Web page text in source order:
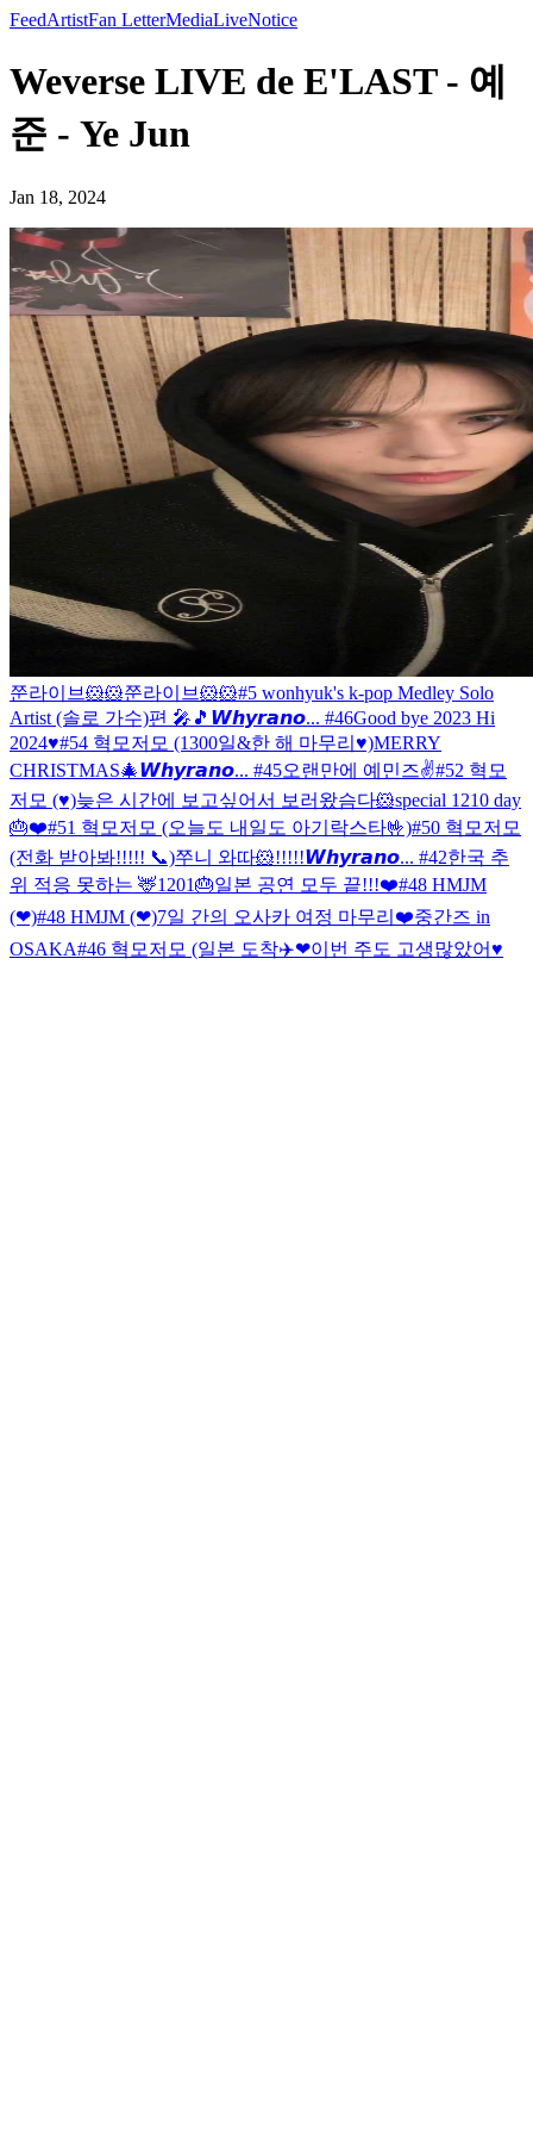
FeedArtistFan LetterMediaLiveNotice
Weverse LIVE de E'LAST - 예
준 - Ye Jun
Jan 18, 2024
쭌라이브🐹🐹쭌라이브🐹🐹#5 wonhyuk's k-pop Medley Solo
Artist (솔로 가수)편 🎤🎵 𝙒𝙝𝙮𝙧𝙖𝙣𝙤... #46Good bye 2023 Hi
2024♥#54 혁모저모 (1300일&한 해 마무리♥)MERRY
CHRISTMAS🎄𝙒𝙝𝙮𝙧𝙖𝙣𝙤... #45오랜만에 예민즈✌️#52 혁모
저모 (♥)늦은 시간에 보고싶어서 보러왔슴다🐹special 1210 day
🎂❤️#51 혁모저모 (오늘도 내일도 아기락스타🤟)#50 혁모저모
(전화 받아봐!!!!! 📞)쭈니 와따🐹!!!!!𝙒𝙝𝙮𝙧𝙖𝙣𝙤... #42한국 추
위 적응 못하는 🦌1201🎂일본 공연 모두 끝!!!❤️#48 HMJM
(❤)#48 HMJM (❤)7일 간의 오사카 여정 마무리❤️중간즈 in
OSAKA#46 혁모저모 (일본 도착✈️❤이번 주도 고생많았어♥